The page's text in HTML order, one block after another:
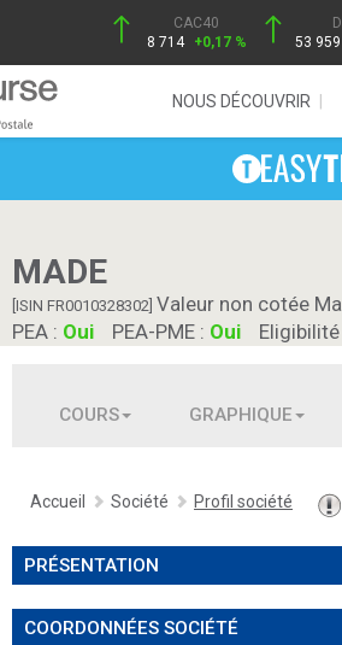
CAC40
8 714 +0,17 %
53 959
NOUS DÉCOUVRIR
MADE
[ISIN FR0010328302] Valeur non cotée
PEA : Oui PEA-PME : Oui Eligibilité
COURS GRAPHIQUE
Accueil Société Profil société
PRÉSENTATION
COORDONNÉES SOCIÉTÉ